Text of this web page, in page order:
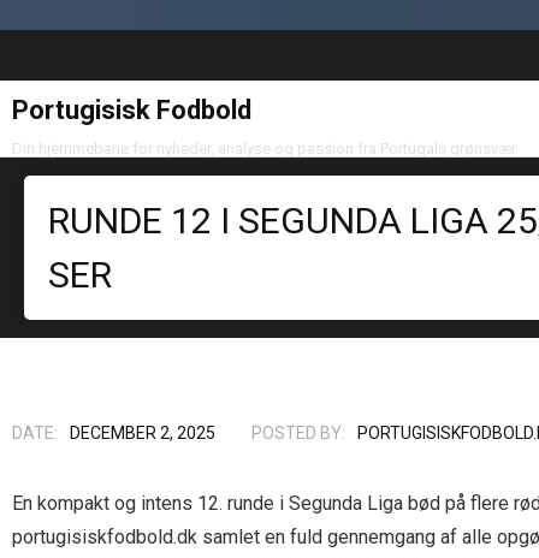
Portugisisk Fodbold
Din hjemmebane for nyheder, analyse og passion fra Portugals grønsvær
RUNDE 12 I SEGUNDA LIGA
SER
DATE: DECEMBER 2, 2025 POSTED BY:
En kompakt og intens 12. runde i Segunda Liga bød på flere
portugisiskfodbold.dk samlet en fuld gennemgang af alle